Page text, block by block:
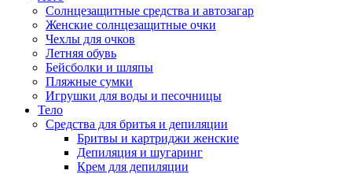
Солнцезащитные средства и автозагар
Женские солнцезащитные очки
Чехлы для очков
Летняя обувь
Бейсболки и шляпы
Пляжные сумки
Игрушки для воды и песочницы
Тело
Средства для бритья и депиляции
Бритвы и картриджи женские
Депиляция и шугаринг
Крем для депиляции